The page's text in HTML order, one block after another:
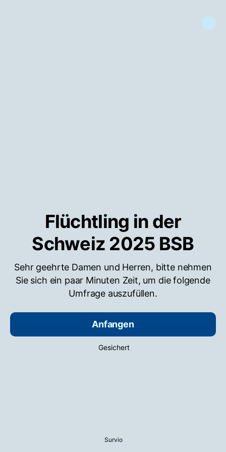
Flüchtling in der
Schweiz 2025 BSB
Sehr geehrte Damen und Herren, bitte nehmen
Sie sich ein paar Minuten Zeit, um die folgende
Umfrage auszufüllen.
Anfangen
Gesichert
Survio